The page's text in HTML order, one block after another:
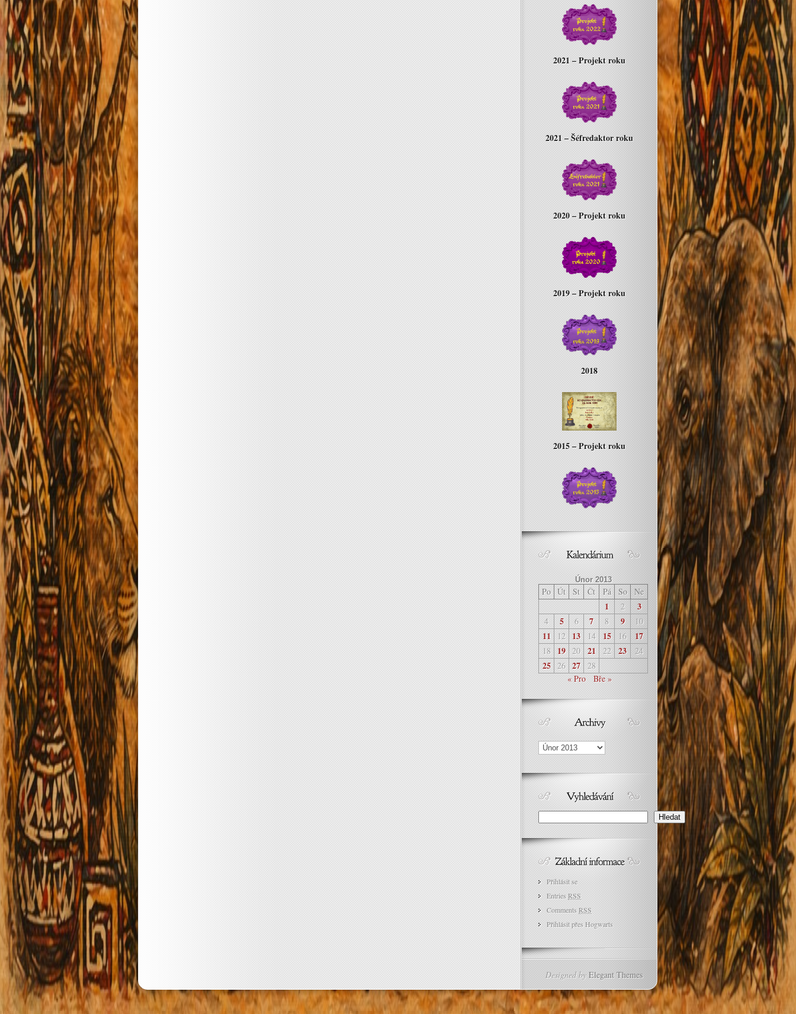
2021 – Projekt roku
2021 – Šéfredaktor roku
2020 – Projekt roku
2019 – Projekt roku
2018
2015 – Projekt roku
Únor 2013
Po Út St Čt Pá So Ne
1 2 3
4 5 6 7 8 9 10
11 12 13 14 15 16 17
18 19 20 21 22 23 24
25 26 27
28
« Pro
Bře »
Archivy
Hledat
Přihlásit se
Entries RSS
Comments RSS
Přihlásit přes Hogwarts
Designed byElegant Themes